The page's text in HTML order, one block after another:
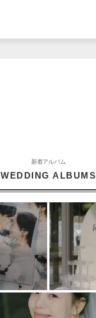
新着アルバム
WEDDING ALBUMS